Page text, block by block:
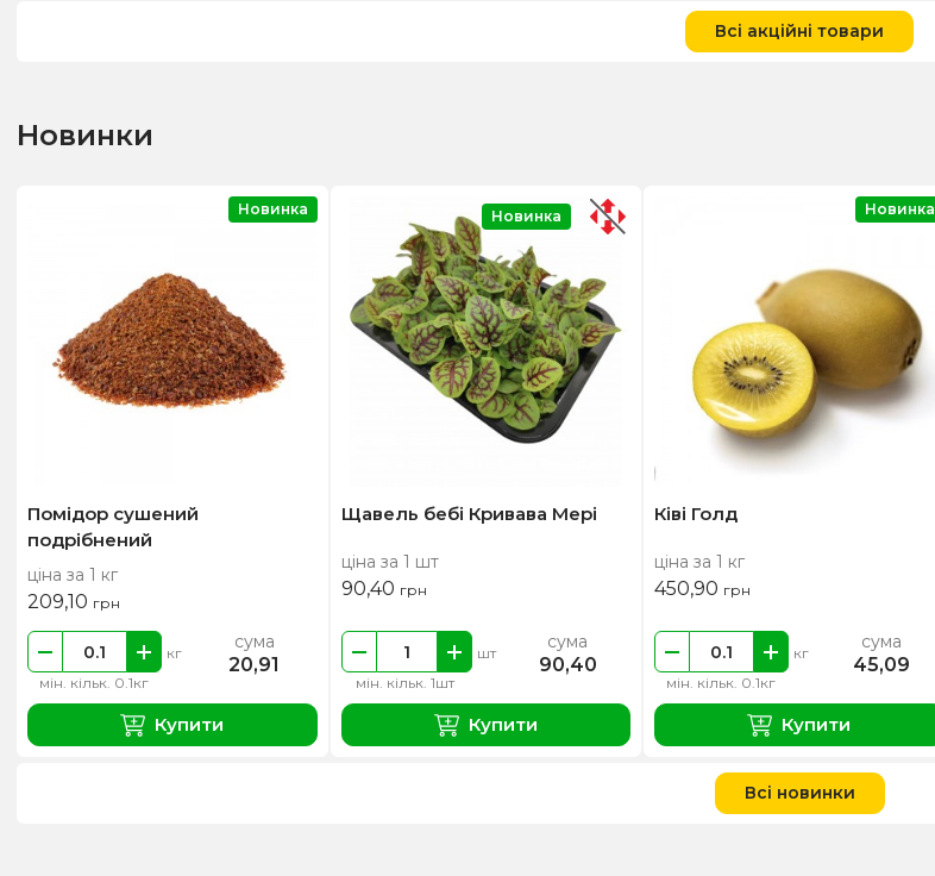
Всі акційні товари
Новинки
Помідор сушений
подрібнений
ціна за 1 кг
209,10 грн
мін. кільк. 0.1кг
кг сума
20,91
Купити
Новинка
Щавель бебі Кривава Мері
ціна за 1 шт
90,40 грн
мін. кільк. 1шт
шт сума
90,40
Купити
Новинка
Ківі Голд
ціна за 1 кг
450,90 грн
мін. кільк. 0.1кг
кг сума
45,09
Купити
Новинка
Всі новинки